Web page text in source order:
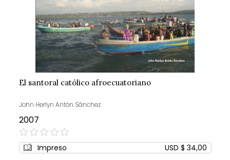
El santoral católico afroecuatoriano
John Herlyn Antón Sánchez
2007
0%
Impreso USD $ 34,00